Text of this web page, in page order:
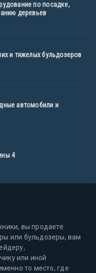
по посадке,
деревьев
и тяжелых бульдозеров
автомобили и
4
вы продаете
или бульдозеры, вам
или иной
то место, где